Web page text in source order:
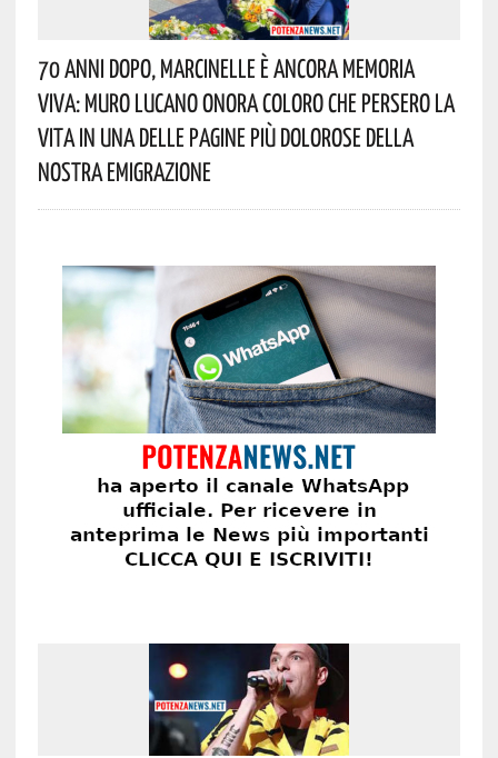
70 Anni Dopo, Marcinelle È Ancora Memoria
Viva: Muro Lucano Onora Coloro Che Persero La
Vita In Una Delle Pagine Più Dolorose Della
Nostra Emigrazione